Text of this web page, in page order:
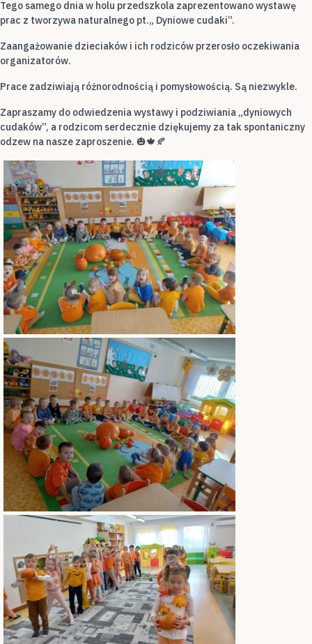
Tego samego dnia w holu przedszkola zaprezentowano wystawę
prac z tworzywa naturalnego pt.„ Dyniowe cudaki”.
Zaangażowanie dzieciaków i ich rodziców przerosło oczekiwania
organizatorów.
Prace zadziwiają różnorodnością i pomysłowością. Są niezwykle.
Zapraszamy do odwiedzenia wystawy i podziwiania „dyniowych
cudaków”, a rodzicom serdecznie dziękujemy za tak spontaniczny
odzew na nasze zaproszenie. 🎃🍁🍂